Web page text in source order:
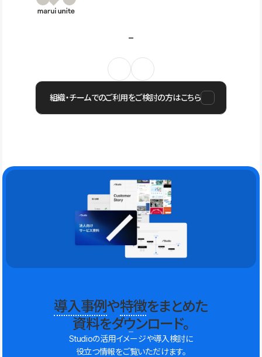
組織・チームでのご利用をご検討の方はこちら
導入事例や特徴をまとめた
資料をダウンロード。
Studioの活用イメージや導入検討に
役立つ情報をご覧いただけます。